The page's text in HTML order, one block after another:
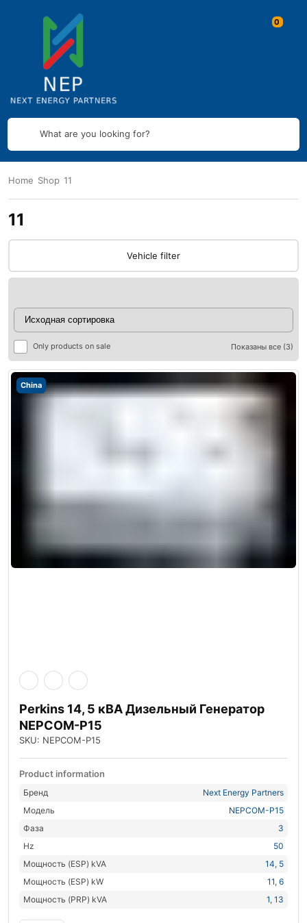
What are you looking for?
Home Shop 11
11
Vehicle filter
Only products on sale Показаны все (3)
China
Perkins 14, 5 кВА Дизельный Генератор
NEPCOM-P15
SKU: NEPCOM-P15
Product information
Бренд
Next Energy Partners
Модель
NEPCOM-P15
Фаза
3
Hz
50
Мощность (ESP) kVA
14 5
Мощность (ESP) kW
11, 6
Мощность (PRP) kVA
1 13